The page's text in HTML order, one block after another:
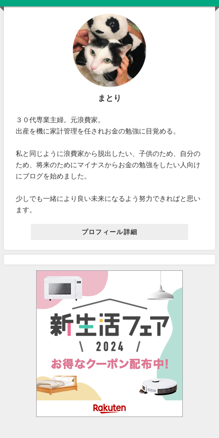
まとり
３０代専業主婦。元浪費家。
出産を機に家計管理を任されお金の勉強に目覚める。
私と同じように浪費家から脱出したい、子供のため、自分の
ため、将来のためにマイナスからお金の勉強をしたい人向け
にブログを始めました。
少しでも一緒により良い未来になるよう努力できればと思い
ます。
プロフィール詳細